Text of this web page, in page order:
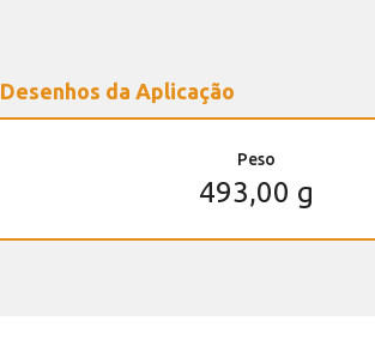
Desenhos da Aplicação
Peso
493,00 g